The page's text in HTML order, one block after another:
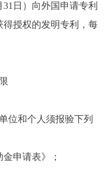
日）向外国申请专利
得授权的发明专利，每
位和个人须报验下列
申请表》；